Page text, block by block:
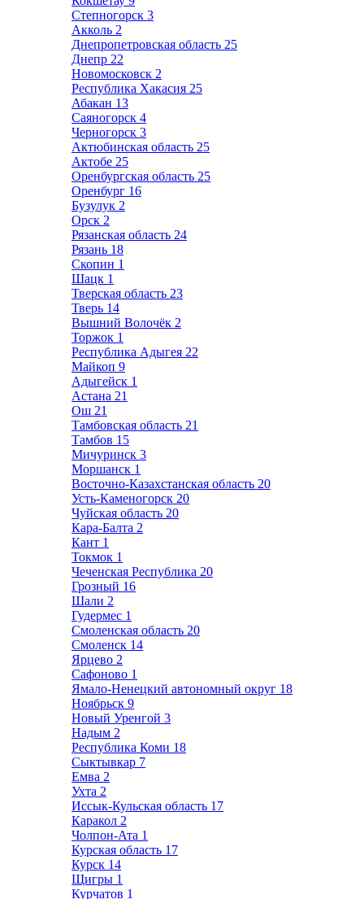
Степногорск 3
Акколь 2
Днепропетровская область 25
Днепр 22
Новомосковск 2
Республика Хакасия 25
Абакан 13
Саяногорск 4
Черногорск 3
Актюбинская область 25
Актобе 25
Оренбургская область 25
Оренбург 16
Бузулук 2
Орск 2
Рязанская область 24
Рязань 18
Скопин 1
Шацк 1
Тверская область 23
Тверь 14
Вышний Волочёк 2
Торжок 1
Республика Адыгея 22
Майкоп 9
Адыгейск 1
Астана 21
Ош 21
Тамбовская область 21
Тамбов 15
Мичуринск 3
Моршанск 1
Восточно-Казахстанская область 20
Усть-Каменогорск 20
Чуйская область 20
Кара-Балта 2
Кант 1
Токмок 1
Чеченская Республика 20
Грозный 16
Шали 2
Гудермес 1
Смоленская область 20
Смоленск 14
Ярцево 2
Сафоново 1
Ямало-Ненецкий автономный округ 18
Ноябрьск 9
Новый Уренгой 3
Надым 2
Республика Коми 18
Сыктывкар 7
Емва 2
Ухта 2
Иссык-Кульская область 17
Каракол 2
Чолпон-Ата 1
Курская область 17
Курск 14
Щигры 1
Курчатов 1